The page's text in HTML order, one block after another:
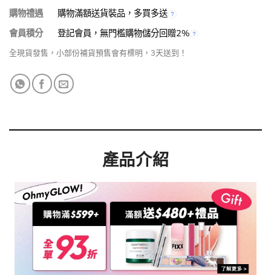
購物禮遇
購物滿額送貨裝品，多買多送
會員積分
登記會員，無門檻購物儲分回贈2%
全現貨發售，小部份補貨預售會有標明，3天送到！
產品介紹